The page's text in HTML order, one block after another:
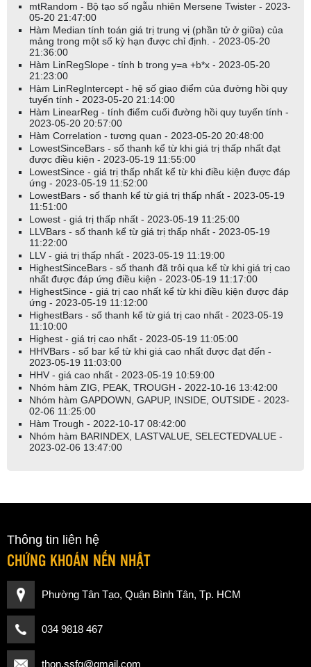
mtRandom - Bộ tạo số ngẫu nhiên Mersene Twister - 2023-
05-20 21:47:00
Hàm Median tính toán giá trị trung vị (phần tử ở giữa) của
mảng trong một số kỳ hạn được chỉ định. - 2023-05-20
21:36:00
Hàm LinRegSlope - tính b trong y=a +b*x - 2023-05-20
21:23:00
Hàm LinRegIntercept - hệ số giao điểm của đường hồi quy
tuyến tính - 2023-05-20 21:14:00
Hàm LinearReg - tính điểm cuối đường hồi quy tuyến tính -
2023-05-20 20:57:00
Hàm Correlation - tương quan - 2023-05-20 20:48:00
LowestSinceBars - số thanh kể từ khi giá trị thấp nhất đạt
được điều kiện - 2023-05-19 11:55:00
LowestSince - giá trị thấp nhất kể từ khi điều kiện được đáp
ứng - 2023-05-19 11:52:00
LowestBars - số thanh kể từ giá trị thấp nhất - 2023-05-19
11:51:00
Lowest - giá trị thấp nhất - 2023-05-19 11:25:00
LLVBars - số thanh kể từ giá trị thấp nhất - 2023-05-19
11:22:00
LLV - giá trị thấp nhất - 2023-05-19 11:19:00
HighestSinceBars - số thanh đã trôi qua kể từ khi giá trị cao
nhất được đáp ứng điều kiện - 2023-05-19 11:17:00
HighestSince - giá trị cao nhất kể từ khi điều kiện được đáp
ứng - 2023-05-19 11:12:00
HighestBars - số thanh kể từ giá trị cao nhất - 2023-05-19
11:10:00
Highest - giá trị cao nhất - 2023-05-19 11:05:00
HHVBars - số bar kể từ khi giá cao nhất được đạt đến -
2023-05-19 11:03:00
HHV - giá cao nhất - 2023-05-19 10:59:00
Nhóm hàm ZIG, PEAK, TROUGH - 2022-10-16 13:42:00
Nhóm hàm GAPDOWN, GAPUP, INSIDE, OUTSIDE - 2023-
02-06 11:25:00
Hàm Trough - 2022-10-17 08:42:00
Nhóm hàm BARINDEX, LASTVALUE, SELECTEDVALUE -
2023-02-06 13:47:00
Thông tin liên hệ
CHỨNG KHOÁN NẾN NHẬT
Phường Tân Tạo, Quận Bình Tân, Tp. HCM
034 9818 467
thon.ssfg@gmail.com